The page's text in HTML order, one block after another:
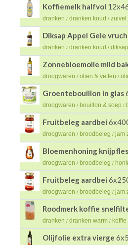
Koffiemelk halfvol
dranken / dranken koud / zuivel
Diksap Appel Gele
dranken / dranken koud /
Zonnebloemolie mild
droogwaren / olien & vetten /
Groentebouillon in glas
droogwaren / bouillon & soep /
Fruitbeleg aardbei
droogwaren / broodbeleg / jam
Bloemenhoning knijpfles
droogwaren / broodbeleg /
Fruitbeleg aardbei
droogwaren / broodbeleg / jam
Roodmerk koffie
dranken / dranken warm /
Olijfolie extra vierge